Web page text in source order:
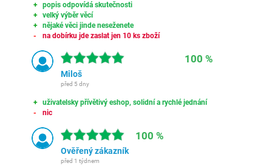
popis odpovídá skutečnosti
velký výběr věcí
nějaké věci jinde neseženete
na dobírku jde zaslat jen 10 ks zboží
100 %
Miloš
před 5 dny
uživatelsky přívětivý eshop, solidní a rychlé jednání
nic
100 %
Ověřený zákazník
před 1 týdnem